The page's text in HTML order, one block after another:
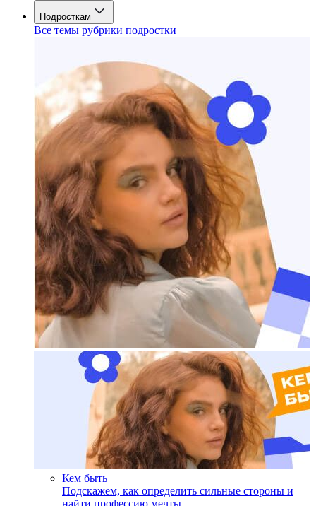
Подросткам
Все темы рубрики подростки
Кем быть
Подскажем, как определить сильные стороны и
найти профессию мечты